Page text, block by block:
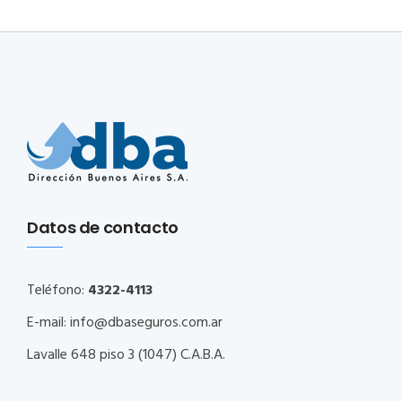
Datos de contacto
Teléfono: 4322-4113
E-mail:info@dbaseguros.com.ar
Lavalle 648 piso 3 (1047) C.A.B.A.